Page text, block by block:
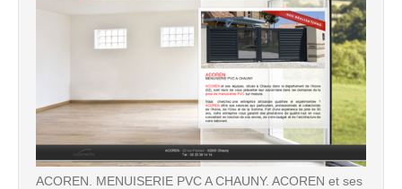
ACOREN. MENUISERIE PVC A CHAUNY. ACOREN et ses